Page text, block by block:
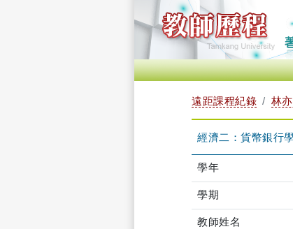
遠距課程紀錄 林
經濟二：貨幣銀行
學年
學期
教師姓名